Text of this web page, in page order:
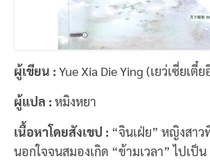
ผู้เขียน : Yue Xia Die Ying (เยว่เซี่ยเตี๋ย
ผู้แปล : หมิงหยา
เนื้อหาโดยสังเขป : “จินเฝ่ย” หญิงสา
นอกใจจนสมองเกิด “ข้ามเวลา” ไปเป็